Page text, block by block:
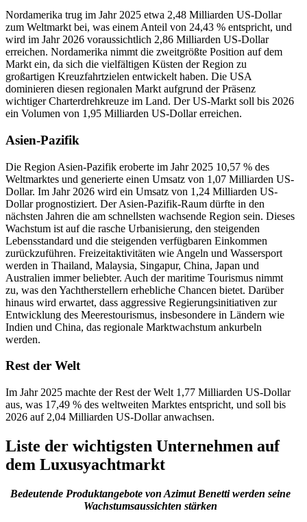
Nordamerika trug im Jahr 2025 etwa 2,48 Milliarden US-Dollar
zum Weltmarkt bei, was einem Anteil von 24,43 % entspricht, und
wird im Jahr 2026 voraussichtlich 2,86 Milliarden US-Dollar
erreichen. Nordamerika nimmt die zweitgrößte Position auf dem
Markt ein, da sich die vielfältigen Küsten der Region zu
großartigen Kreuzfahrtzielen entwickelt haben. Die USA
dominieren diesen regionalen Markt aufgrund der Präsenz
wichtiger Charterdrehkreuze im Land. Der US-Markt soll bis 2026
ein Volumen von 1,95 Milliarden US-Dollar erreichen.
Asien-Pazifik
Die Region Asien-Pazifik eroberte im Jahr 2025 10,57 % des
Weltmarktes und generierte einen Umsatz von 1,07 Milliarden US-
Dollar. Im Jahr 2026 wird ein Umsatz von 1,24 Milliarden US-
Dollar prognostiziert. Der Asien-Pazifik-Raum dürfte in den
nächsten Jahren die am schnellsten wachsende Region sein. Dieses
Wachstum ist auf die rasche Urbanisierung, den steigenden
Lebensstandard und die steigenden verfügbaren Einkommen
zurückzuführen. Freizeitaktivitäten wie Angeln und Wassersport
werden in Thailand, Malaysia, Singapur, China, Japan und
Australien immer beliebter. Auch der maritime Tourismus nimmt
zu, was den Yachtherstellern erhebliche Chancen bietet. Darüber
hinaus wird erwartet, dass aggressive Regierungsinitiativen zur
Entwicklung des Meerestourismus, insbesondere in Ländern wie
Indien und China, das regionale Marktwachstum ankurbeln
werden.
Rest der Welt
Im Jahr 2025 machte der Rest der Welt 1,77 Milliarden US-Dollar
aus, was 17,49 % des weltweiten Marktes entspricht, und soll bis
2026 auf 2,04 Milliarden US-Dollar anwachsen.
Liste der wichtigsten Unternehmen auf
dem Luxusyachtmarkt
Bedeutende Produktangebote von Azimut Benetti werden seine
Wachstumsaussichten stärken